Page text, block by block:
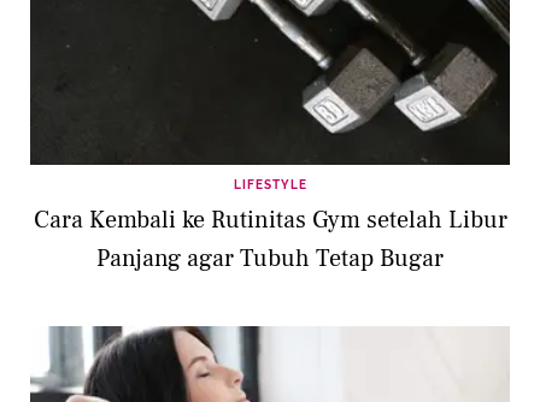
LIFESTYLE
Cara Kembali ke Rutinitas Gym setelah Libur
Panjang agar Tubuh Tetap Bugar